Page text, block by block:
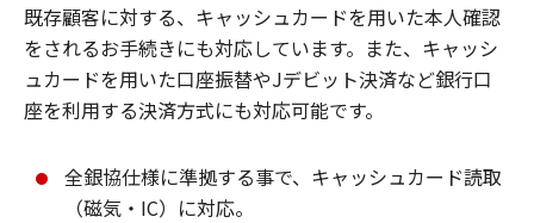
既存顧客に対する、キャッシュカードを用いた本人確認
をされるお手続きにも対応しています。また、キャッシ
ュカードを用いた口座振替やJデビット決済など銀行口
座を利用する決済方式にも対応可能です。
全銀協仕様に準拠する事で、キャッシュカード読取
（磁気・IC）に対応。